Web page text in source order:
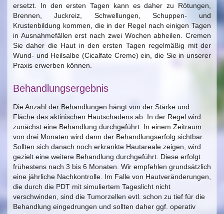
ersetzt. In den ersten Tagen kann es daher zu Rötungen,
Brennen, Juckreiz, Schwellungen, Schuppen- und
Krustenbildung kommen, die in der Regel nach einigen Tagen
in Ausnahmefällen erst nach zwei Wochen abheilen. Cremen
Sie daher die Haut in den ersten Tagen regelmäßig mit der
Wund- und Heilsalbe (Cicalfate Creme) ein, die Sie in unserer
Praxis erwerben können.
Behandlungsergebnis
Die Anzahl der Behandlungen hängt von der Stärke und
Fläche des aktinischen Hautschadens ab. In der Regel wird
zunächst eine Behandlung durchgeführt. In einem Zeitraum
von drei Monaten wird dann der Behandlungserfolg sichtbar.
Sollten sich danach noch erkrankte Hautareale zeigen, wird
gezielt eine weitere Behandlung durchgeführt. Diese erfolgt
frühestens nach 3 bis 6 Monaten. Wir empfehlen grundsätzlich
eine jährliche Nachkontrolle. Im Falle von Hautveränderungen,
die durch die PDT mit simuliertem Tageslicht nicht
verschwinden, sind die Tumorzellen evtl. schon zu tief für die
Behandlung eingedrungen und sollten daher ggf. operativ